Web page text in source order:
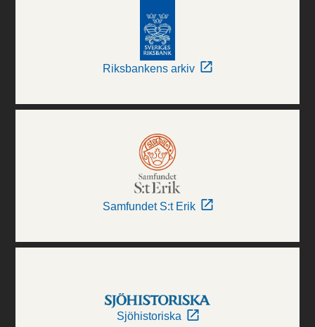
Riksbankens arkiv
Samfundet S:t Erik
Sjöhistoriska